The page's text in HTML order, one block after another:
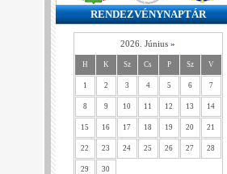
RENDEZVÉNYNAPTÁR
2026. Június »
H K Sz Cs P Sz V
1 2 3 4 5 6 7
8 9 10 11 12 13 14
15 16 17 18 19 20 21
22 23 24 25 26 27 28
29 30